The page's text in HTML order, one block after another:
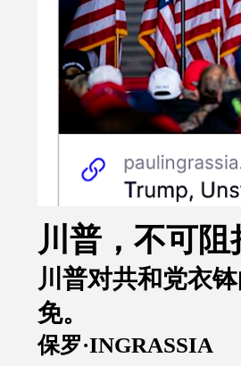
川普，不可阻
川普对共和党衣
免。
保罗·INGRASSIA